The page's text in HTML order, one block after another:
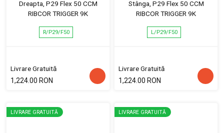
Dreapta, P29 Flex 50 CCM
RIBCOR TRIGGER 9K
R/P29/F50
Livrare Gratuită
1,224.00 RON
Stânga, P29 Flex 50 CCM
RIBCOR TRIGGER 9K
L/P29/F50
Livrare Gratuită
1,224.00 RON
LIVRARE GRATUITĂ LIVRARE GRATUITĂ